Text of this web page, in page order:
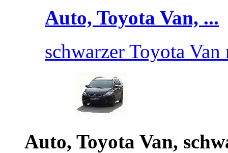
Auto, Toyota Van, ...
schwarzer Toyota
Auto, Toyota Van,